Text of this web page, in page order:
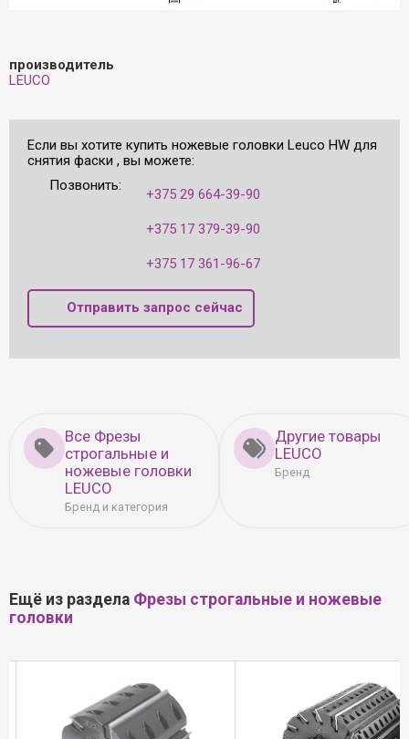
производитель
LEUCO
Если вы хотите купить ножевые головки Leuco HW для
снятия фаски , вы можете:
Позвонить:
+375 29 664-39-90
+375 17 379-39-90
+375 17 361-96-67
Отправить запрос сейчас
Все Фрезы
строгальные и
ножевые головки
LEUCO
Бренд и категория
Другие товары
LEUCO
Бренд
Ещё из раздела Фрезы строгальные и ножевые
головки